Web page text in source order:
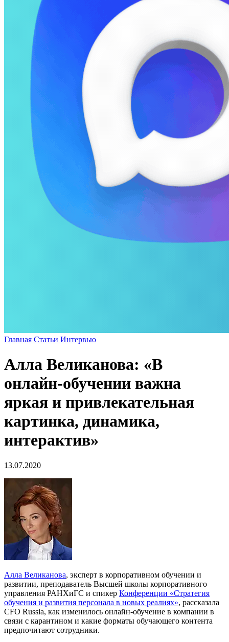
Главная Статьи Интервью
Алла Великанова: «В
онлайн-обучении важна
яркая и привлекательная
картинка, динамика,
интерактив»
13.07.2020
Алла Великанова, эксперт в корпоративном обучении и
развитии, преподаватель Высшей школы корпоративного
управления РАНХиГС и спикер Конференции «Стратегия
обучения и развития персонала в новых реалиях», рассказала
CFO Russia, как изменилось онлайн-обучение в компании в
связи с карантином и какие форматы обучающего контента
предпочитают сотрудники.